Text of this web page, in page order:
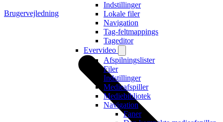
Indstillinger
Lokale filer
Navigation
Tag-feltmappings
Tageditor
Evervideo
Afspilningslister
Filer
Indstillinger
Medieafspiller
Mediebibliotek
Navigation
Faner
Brugervejledning